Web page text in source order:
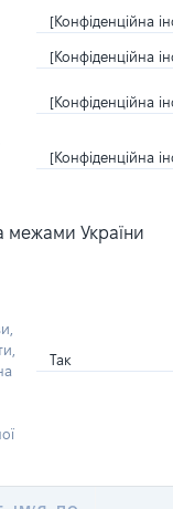
[Конфіденційна
[Конфіденційна
[Конфіденційна
[Конфіденційна
межами України
Так